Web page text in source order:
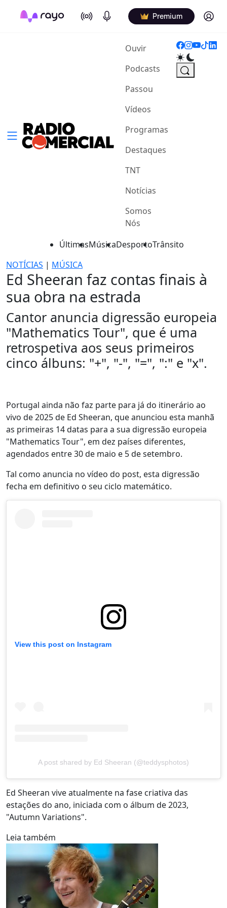
On Air Podcasts Premium Log in
Ouvir(current)
Podcasts
Passou
Vídeos
Programas
Destaques
TNT
Notícias
Somos
Nós
ÚltimasMúsicaDesportoTrânsito
NOTÍCIAS | MÚSICA
Ed Sheeran faz contas finais à
sua obra na estrada
Cantor anuncia digressão europeia
"Mathematics Tour", que é uma
retrospetiva aos seus primeiros
cinco álbuns: "+", "-", "=", ":" e "x".
Portugal ainda não faz parte para já do itinerário ao
vivo de 2025 de Ed Sheeran, que anunciou esta manhã
as primeiras 14 datas para a sua digressão europeia
"Mathematics Tour", em dez países diferentes,
agendados entre 30 de maio e 5 de setembro.
Tal como anuncia no vídeo do post, esta digressão
fecha em definitivo o seu ciclo matemático.
View this post on Instagram
A post shared by Ed Sheeran (@teddysphotos)
Ed Sheeran vive atualmente na fase criativa das
estações do ano, iniciada com o álbum de 2023,
"Autumn Variations".
Leia também